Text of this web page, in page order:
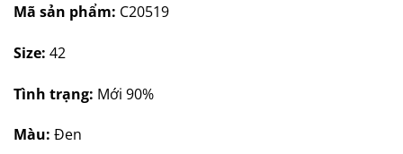
Mã sản phẩm: C20519
Size: 42
Tình trạng: Mới 90%
Màu: Đen